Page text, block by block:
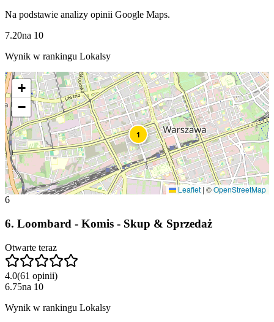
Na podstawie analizy opinii Google Maps.
7.20na 10
Wynik w rankingu Lokalsy
1
+
−
Leaflet | ©OpenStreetMap
6
6. Loombard - Komis - Skup & Sprzedaż
Otwarte teraz
4.0(61 opinii)
6.75na 10
Wynik w rankingu Lokalsy